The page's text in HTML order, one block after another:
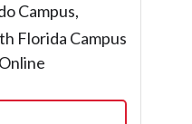
Campus,
Florida Campus